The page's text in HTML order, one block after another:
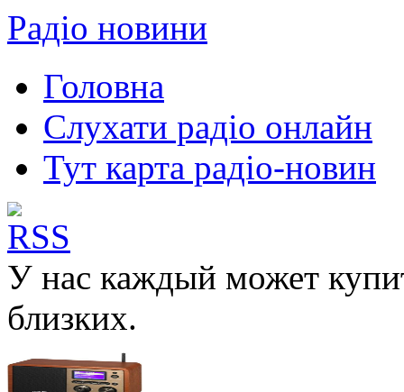
Радіо новини
Головна
Слухати радіо онлайн
Тут карта радіо-новин
У нас каждый может
близких.